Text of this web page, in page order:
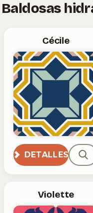
Baldosas
Cécile
DETALLES
Violette